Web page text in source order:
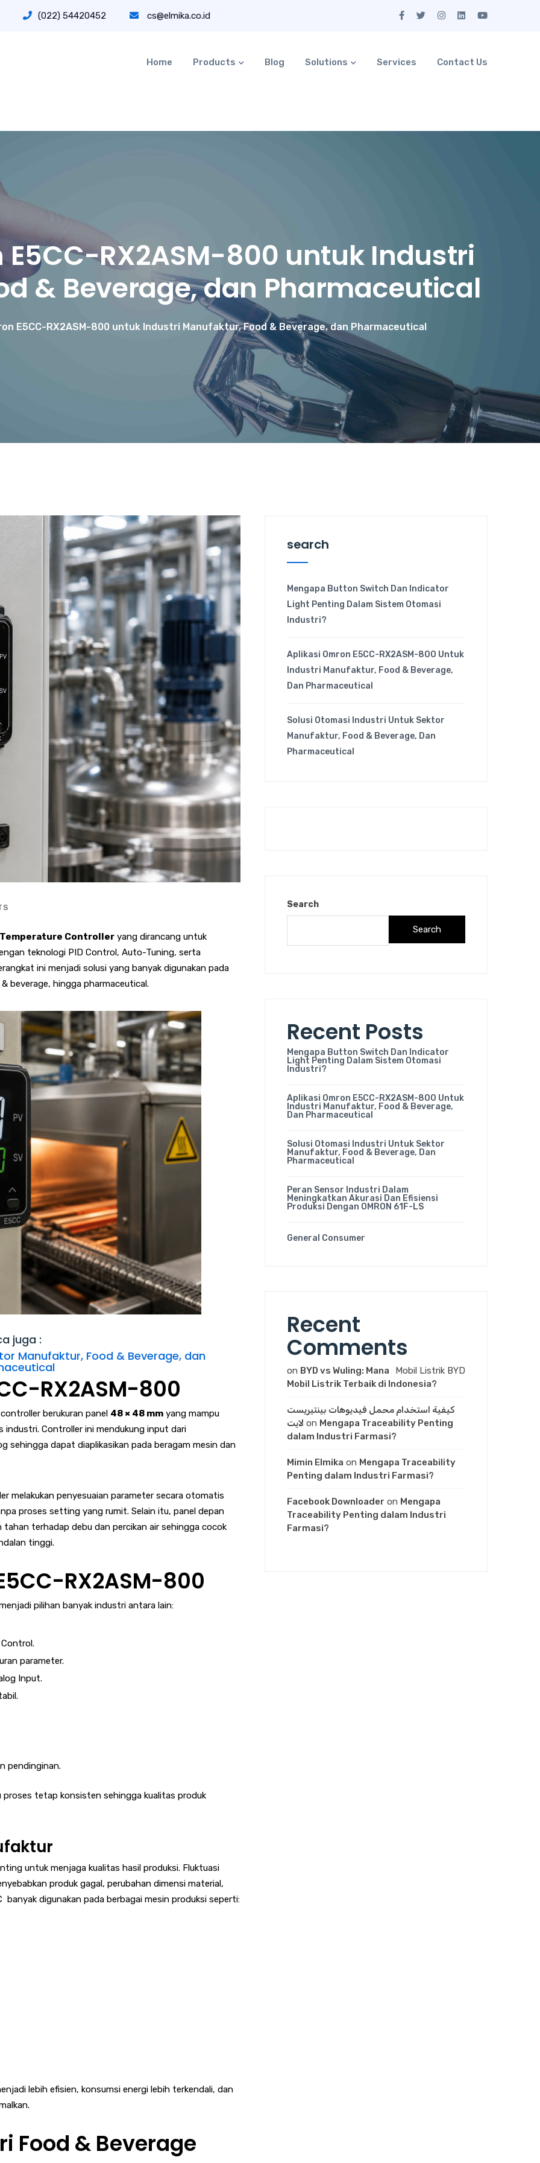
(022) 54420452 cs@elmika.co.id
Home Products Blog Solutions Services Contact Us
RX2ASM-800 untuk Industri
& Beverage, dan Pharmaceutical
E5CC-RX2ASM-800 untuk Industri Manufaktur, Food & Beverage, dan Pharmaceutical
Controller yang dirancang untuk
teknologi PID Control, Auto-Tuning, serta
ini menjadi solusi yang banyak digunakan pada
beverage, hingga pharmaceutical.
juga :
Manufaktur, Food & Beverage, dan
RX2ASM-800
berukuran panel 48 × 48 mm yang mampu
industri. Controller ini mendukung input dari
sehingga dapat diaplikasikan pada beragam mesin dan
melakukan penyesuaian parameter secara otomatis
proses setting yang rumit. Selain itu, panel depan
terhadap debu dan percikan air sehingga cocok
tinggi.
RX2ASM-800
pilihan banyak industri antara lain:
parameter.
Input.
pendinginan.
tetap konsisten sehingga kualitas produk
untuk menjaga kualitas hasil produksi. Fluktuasi
produk gagal, perubahan dimensi material,
digunakan pada berbagai mesin produksi seperti:
lebih efisien, konsumsi energi lebih terkendali, dan
Food & Beverage
search
Mengapa Button Switch Dan Indicator
Light Penting Dalam Sistem Otomasi
Industri?
Aplikasi Omron E5CC-RX2ASM-800 Untuk
Industri Manufaktur, Food & Beverage,
Dan Pharmaceutical
Solusi Otomasi Industri Untuk Sektor
Manufaktur, Food & Beverage, Dan
Pharmaceutical
Search
Search
Recent Posts
Mengapa Button Switch Dan Indicator
Light Penting Dalam Sistem Otomasi
Industri?
Aplikasi Omron E5CC-RX2ASM-800 Untuk
Industri Manufaktur, Food & Beverage,
Dan Pharmaceutical
Solusi Otomasi Industri Untuk Sektor
Manufaktur, Food & Beverage, Dan
Pharmaceutical
Peran Sensor Industri Dalam
Meningkatkan Akurasi Dan Efisiensi
Produksi Dengan OMRON 61F-LS
General Consumer
Recent
Comments
Mobil Listrik BYD
on BYD vs Wuling: Mana
Mobil Listrik Terbaik di Indonesia?
كيفية استخدام محمل فيديوهات بينتيريست
لايت on Mengapa Traceability Penting
dalam Industri Farmasi?
Mimin Elmika on Mengapa Traceability
Penting dalam Industri Farmasi?
Facebook Downloader on Mengapa
Traceability Penting dalam Industri
Farmasi?